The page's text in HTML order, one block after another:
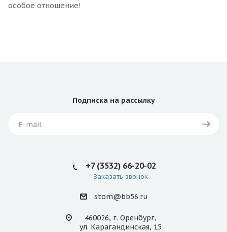
особое отношение!
Подписка на рассылку
+7 (3532) 66-20-02
Заказать звонок
stom@bb56.ru
460026, г. Оренбург,
ул. Карагандинская, 15